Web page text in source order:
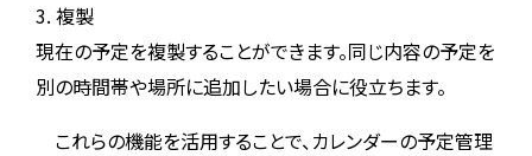
3. 複製
現在の予定を複製することができます。同じ内容の予定を
別の時間帯や場所に追加したい場合に役立ちます。
これらの機能を活用することで、カレンダーの予定管理